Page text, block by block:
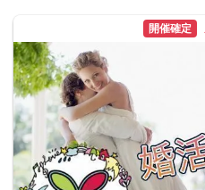
開催確定